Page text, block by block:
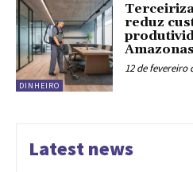
DINHEIRO
reduz
Amazonas
12 de fevereiro
Latest news